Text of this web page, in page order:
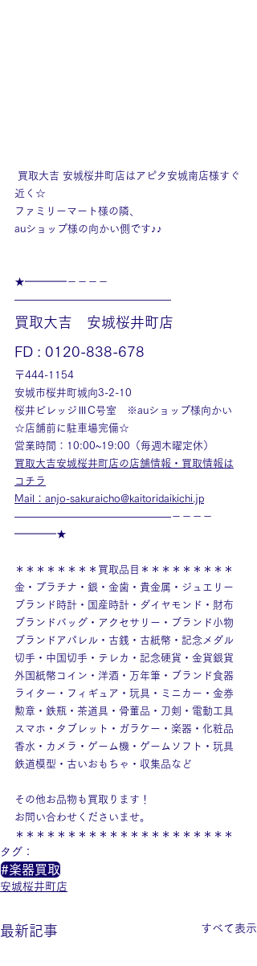
買取大吉 安城桜井町店はアピタ安城南店様すぐ
近く☆
ファミリーマート様の隣、
auショップ様の向かい側です♪♪
★━━━━－－－－
———————————————
買取大吉　安城桜井町店
FD : 0120-838-678
〒444-1154
安城市桜井町城向3-2-10
桜井ビレッジⅢC号室　※auショップ様向かい
☆店舗前に駐車場完備☆
営業時間：10:00~19:00（毎週木曜定休）
買取大吉安城桜井町店の店舗情報・買取情報は
コチラ
Mail：anjo-sakuraicho@kaitoridaikichi.jp
———————————————－－－－
━━━━★
＊＊＊＊＊＊＊＊買取品目＊＊＊＊＊＊＊＊＊
金・プラチナ・銀・金歯・貴金属・ジュエリー
ブランド時計・国産時計・ダイヤモンド・財布
ブランドバッグ・アクセサリー・ブランド小物
ブランドアパレル・古銭・古紙幣・記念メダル
切手・中国切手・テレカ・記念硬貨・金貨銀貨
外国紙幣コイン・洋酒・万年筆・ブランド食器
ライター・フィギュア・玩具・ミニカー・金券
勲章・鉄瓶・茶道具・骨董品・刀剣・電動工具
スマホ・タブレット・ガラケー・楽器・化粧品
香水・カメラ・ゲーム機・ゲームソフト・玩具
鉄道模型・古いおもちゃ・収集品など
その他お品物も買取ります！
お問い合わせくださいませ。
＊＊＊＊＊＊＊＊＊＊＊＊＊＊＊＊＊＊＊＊＊
タグ：
#楽器買取
安城桜井町店
最新記事 すべて表示